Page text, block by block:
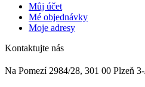
Můj účet
Mé objednávky
Moje adresy
Kontaktujte nás
Na Pomezí 2984/28, 301 00 Plzeň